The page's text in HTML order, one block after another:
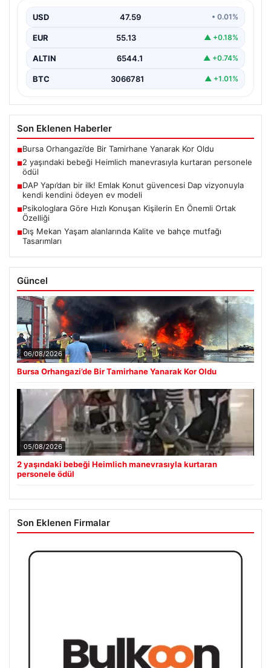
USD 47.59 • 0.01%
EUR 55.13 ▲ +0.18%
ALTIN 6544.1 ▲ +0.74%
BTC 3066781 ▲ +1.01%
Son Eklenen Haberler
■Bursa Orhangazi’de Bir Tamirhane Yanarak Kor Oldu
■2 yaşındaki bebeği Heimlich manevrasıyla kurtaran personele
ödül
■DAP Yapı’dan bir ilk! Emlak Konut güvencesi Dap vizyonuyla
kendi kendini ödeyen ev modeli
■Psikologlara Göre Hızlı Konuşan Kişilerin En Önemli Ortak
Özelliği
■Dış Mekan Yaşam alanlarında Kalite ve bahçe mutfağı
Tasarımları
Güncel
06/08/2026
Bursa Orhangazi’de Bir Tamirhane Yanarak Kor Oldu
05/08/2026
2 yaşındaki bebeği Heimlich manevrasıyla kurtaran
personele ödül
Son Eklenen Firmalar